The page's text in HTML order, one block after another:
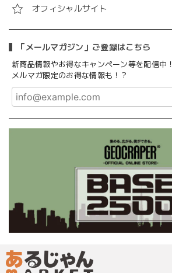
オフィシャルサイト
「メールマガジン」ご登録はこちら
新商品情報やお得なキャンペーン等を配信中！
メルマガ限定のお得な情報も！？